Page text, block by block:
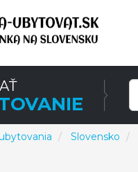
Slovensko